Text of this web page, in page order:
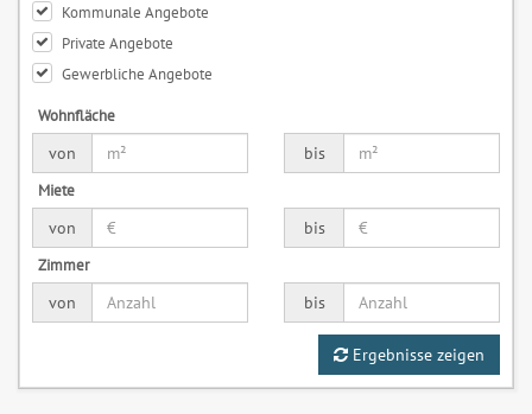
Kommunale Angebote
Private Angebote
Gewerbliche Angebote
Wohnfläche
von
bis
Miete
von
bis
Zimmer
von
bis
Ergebnisse zeigen